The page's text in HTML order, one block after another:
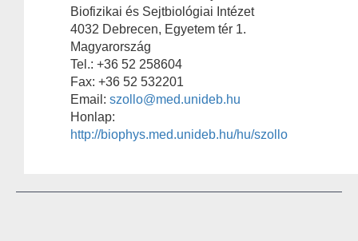
Biofizikai és Sejtbiológiai Intézet
4032 Debrecen, Egyetem tér 1.
Magyarország
Tel.: +36 52 258604
Fax: +36 52 532201
Email: szollo@med.unideb.hu
Honlap:
http://biophys.med.unideb.hu/hu/szollo